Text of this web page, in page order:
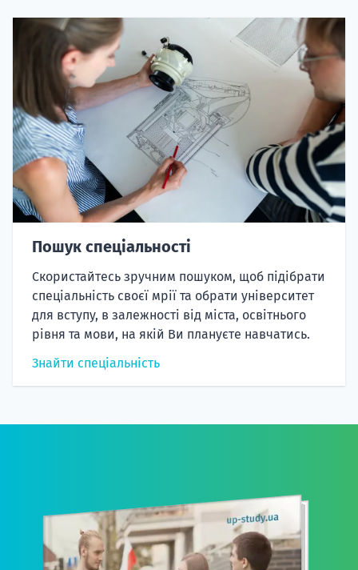
Пошук спеціальності
Скористайтесь зручним пошуком, щоб підібрати
спеціальність своєї мрії та обрати університет
для вступу, в залежності від міста, освітнього
рівня та мови, на якій Ви плануєте навчатись.
Знайти спеціальність